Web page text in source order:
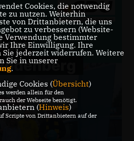
Cookies, die notwendig
zu nutzen. Weiterhin
von Drittanbietern, die uns
zu verbessern (Website-
Verwendung bestimmter
Ihre Einwilligung. Ihre
jederzeit widerrufen. Weitere
Sie in unserer
.
Cookies (Übersicht)
werden allein für den
der Webseite benötigt.
(Hinweis)
Scripte von Drittanbietern auf der